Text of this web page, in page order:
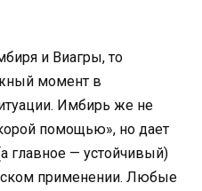
и Виагры, то
момент в
Имбирь же не
помощью», но дает
главное — устойчивый)
применении. Любые